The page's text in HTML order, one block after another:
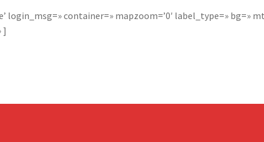
container=» mapzoom=’0′ label_type=» bg=»
]